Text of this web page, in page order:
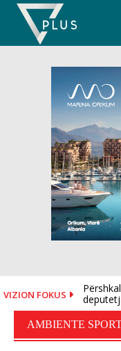
Skip
content
VIZION FOKUS
AMBIENTE